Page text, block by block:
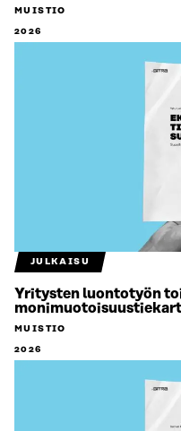
MUISTIO
2026
JULKAISU
Yritysten luontotyön
MUISTIO
2026